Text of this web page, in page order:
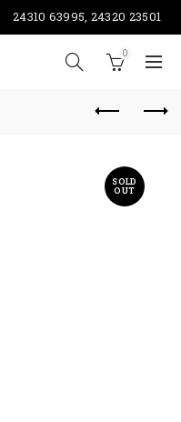
24310 63995, 24320 23501
0
SOLD
OUT